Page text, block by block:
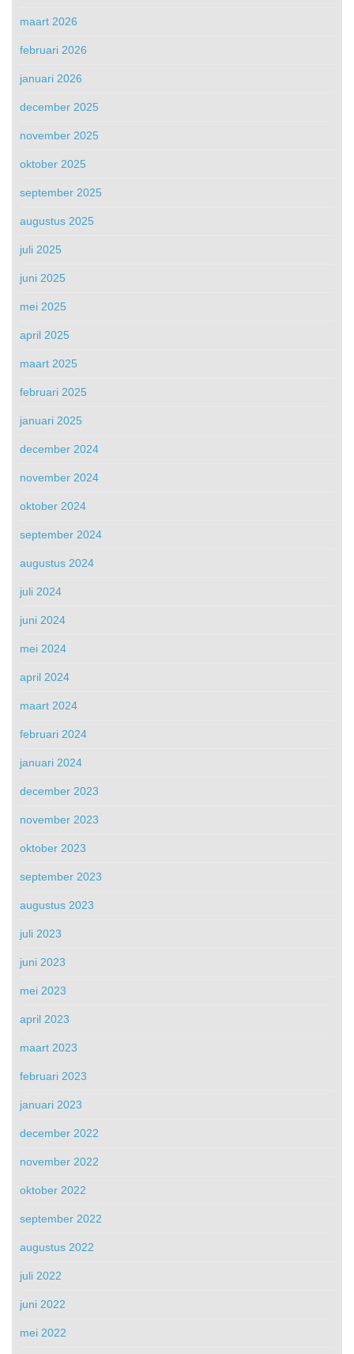
maart 2026
februari 2026
januari 2026
december 2025
november 2025
oktober 2025
september 2025
augustus 2025
juli 2025
juni 2025
mei 2025
april 2025
maart 2025
februari 2025
januari 2025
december 2024
november 2024
oktober 2024
september 2024
augustus 2024
juli 2024
juni 2024
mei 2024
april 2024
maart 2024
februari 2024
januari 2024
december 2023
november 2023
oktober 2023
september 2023
augustus 2023
juli 2023
juni 2023
mei 2023
april 2023
maart 2023
februari 2023
januari 2023
december 2022
november 2022
oktober 2022
september 2022
augustus 2022
juli 2022
juni 2022
mei 2022